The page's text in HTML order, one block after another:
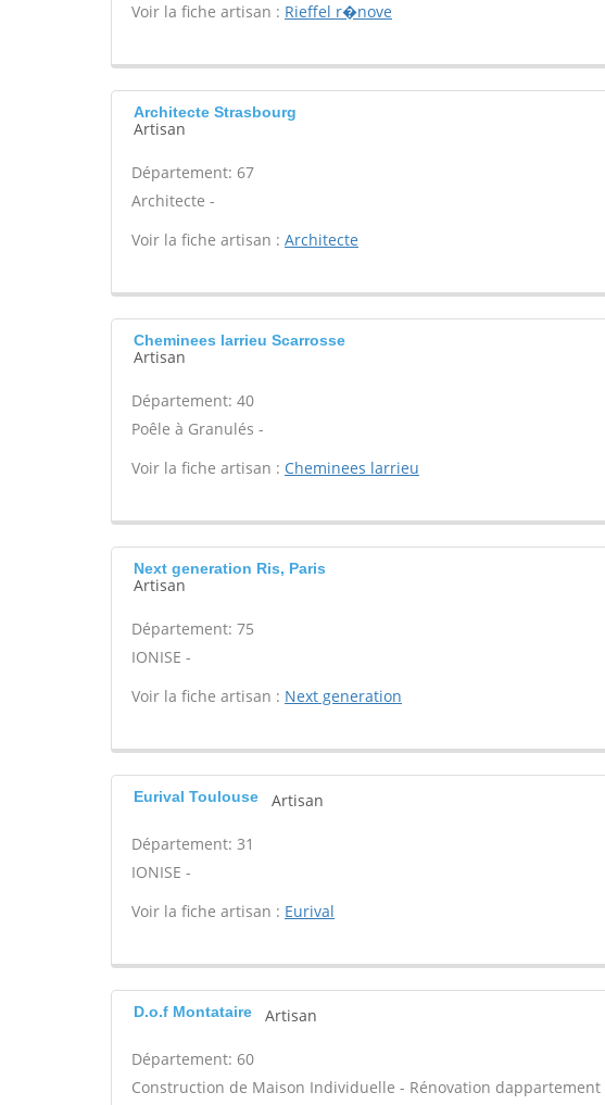
Voir la fiche artisan : Rieffel r�nove
Architecte Strasbourg
Artisan
Département: 67
Architecte -
Voir la fiche artisan : Architecte
Cheminees larrieu Scarrosse
Artisan
Département: 40
Poêle à Granulés -
Voir la fiche artisan : Cheminees larrieu
Next generation Ris, Paris
Artisan
Département: 75
IONISE -
Voir la fiche artisan : Next generation
Eurival Toulouse Artisan
Département: 31
IONISE -
Voir la fiche artisan : Eurival
D.o.f Montataire Artisan
Département: 60
Construction de Maison Individuelle - Rénovation